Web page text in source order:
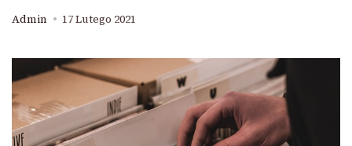
Admin 17 Lutego 2021